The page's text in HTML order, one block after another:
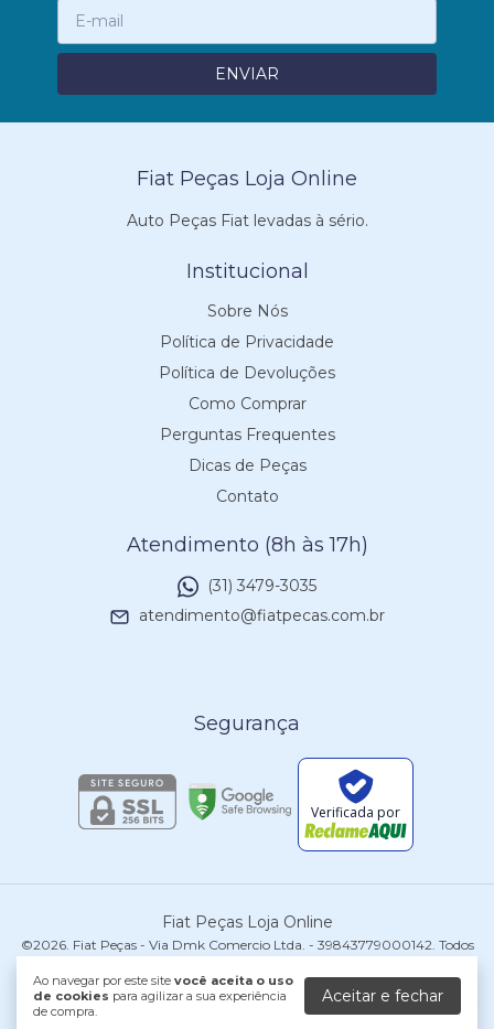
Ao navegar por este site você aceita o uso
de cookies para agilizar a sua experiência
de compra.
Aceitar e fechar
Fiat Peças Loja Online
Auto Peças Fiat levadas à sério.
Institucional
Sobre Nós
Política de Privacidade
Política de Devoluções
Como Comprar
Perguntas Frequentes
Dicas de Peças
Contato
Atendimento (8h às 17h)
(31) 3479-3035
atendimento@fiatpecas.com.br
Segurança
Verificada por
Fiat Peças Loja Online
©2026. Fiat Peças - Via Dmk Comercio Ltda. - 39843779000142. Todos
os direitos reservados.